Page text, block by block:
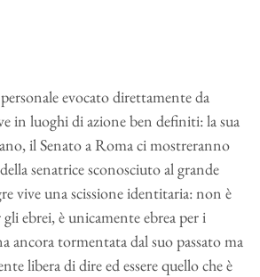
evocato direttamente da
in luoghi di azione ben definiti: la sua
il Senato a Roma ci mostreranno
senatrice sconosciuto al grande
vive una scissione identitaria: non è
gli ebrei, è unicamente ebrea per i
ancora tormentata dal suo passato ma
libera di dire ed essere quello che è